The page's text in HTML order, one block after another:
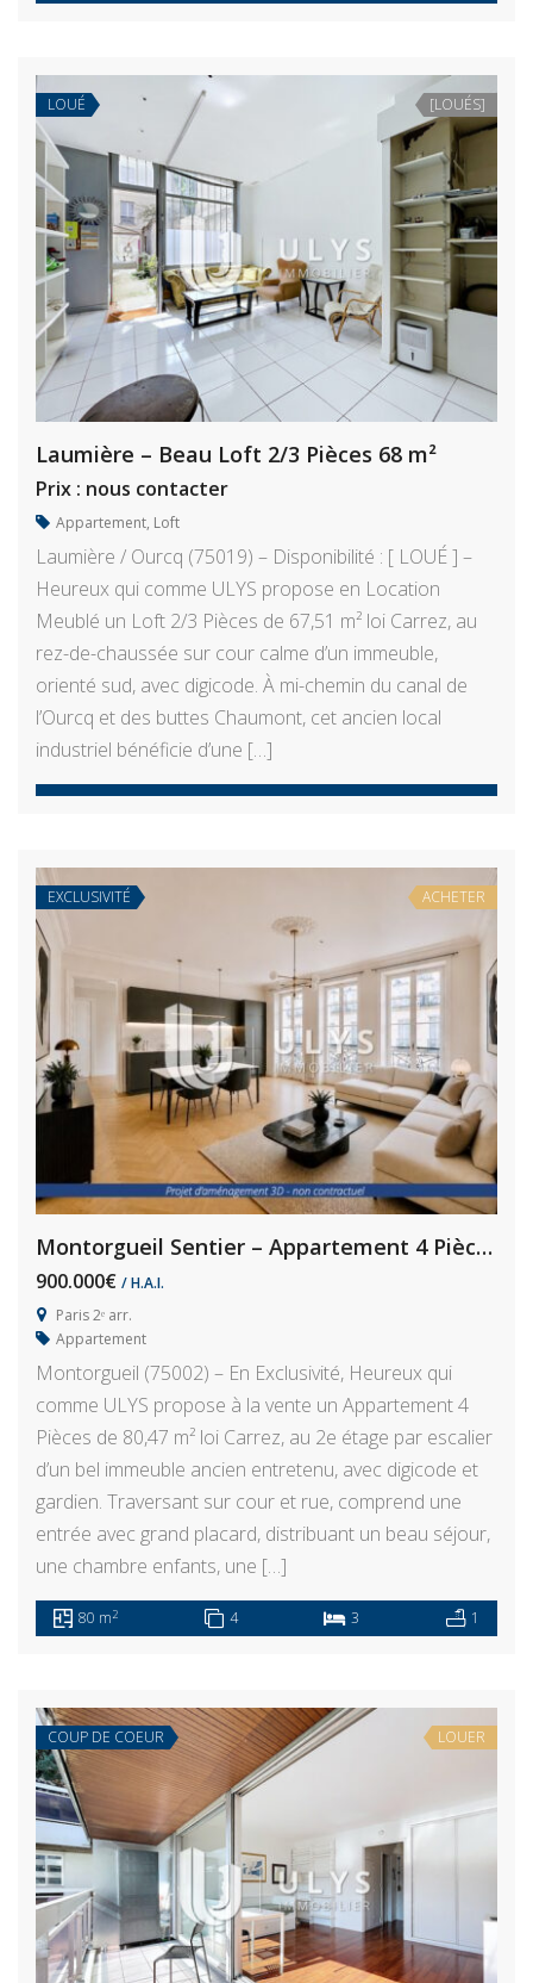
LOUÉ [LOUÉS]
Laumière – Beau Loft 2/3 Pièces 68 m²
Prix : nous contacter
Appartement, Loft
Laumière / Ourcq (75019) – Disponibilité : [ LOUÉ ] –
Heureux qui comme ULYS propose en Location
Meublé un Loft 2/3 Pièces de 67,51 m² loi Carrez, au
rez-de-chaussée sur cour calme d’un immeuble,
orienté sud, avec digicode. À mi-chemin du canal de
l’Ourcq et des buttes Chaumont, cet ancien local
industriel bénéficie d’une […]
EXCLUSIVITÉ ACHETER
Montorgueil Sentier – Appartement 4 Pièces 80,5 m² À Rénover
900.000€ / H.A.I.
Paris 2ᵉ arr.
Appartement
Montorgueil (75002) – En Exclusivité, Heureux qui
comme ULYS propose à la vente un Appartement 4
Pièces de 80,47 m² loi Carrez, au 2e étage par escalier
d’un bel immeuble ancien entretenu, avec digicode et
gardien. Traversant sur cour et rue, comprend une
entrée avec grand placard, distribuant un beau séjour,
une chambre enfants, une […]
80 m2 4 3 1
COUP DE COEUR LOUER